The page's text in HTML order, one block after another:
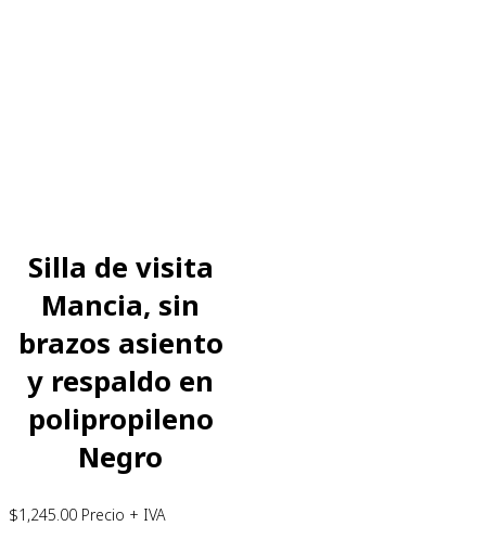
Silla de visita
Mancia, sin
brazos asiento
y respaldo en
polipropileno
Negro
$1,245.00 Precio + IVA